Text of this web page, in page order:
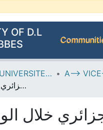
OF D.L
--> DSPACE UNIVERSITE DJILALLI LIABES DE SIDI BEL ABBES
ظاهرة الأضرحة والزوايا في بايلك الغرب الجزائري خلال الوجود العثماني
خلال